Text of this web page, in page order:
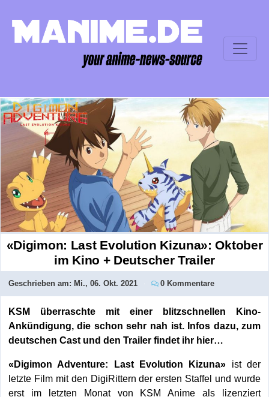
«Digimon: Last Evolution Kizuna»: Oktober
im Kino + Deutscher Trailer
Geschrieben am: Mi., 06. Okt. 2021 0 Kommentare
KSM überraschte mit einer blitzschnellen Kino-
Ankündigung, die schon sehr nah ist. Infos dazu, zum
deutschen Cast und den Trailer findet ihr hier…
«Digimon Adventure: Last Evolution Kizuna» ist der
letzte Film mit den DigiRittern der ersten Staffel und wurde
erst im letzten Monat von KSM Anime als lizenziert